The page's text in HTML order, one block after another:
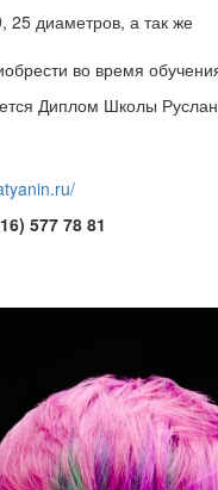
диаметров, а так же
во время
Диплом Школы
577 78 81